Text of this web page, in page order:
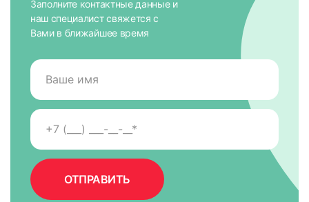
Заполните контактные данные и
наш специалист свяжется с
Вами в ближайшее время